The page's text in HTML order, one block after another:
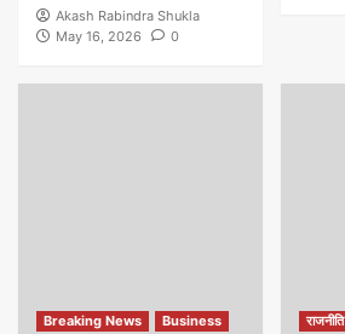
Akash Rabindra Shukla
May 16, 2026
0
Breaking News Business राजनीति